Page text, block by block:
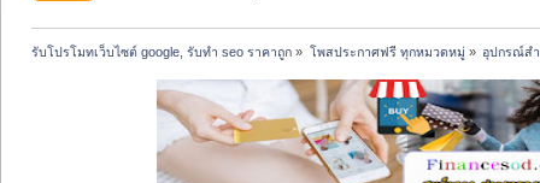
รับโปรโมทเว็บไซต์ google, รับทำ seo ราคาถูก » โพสประกาศฟรี ทุกหมวดหมู่» อุปกรณ์สำ